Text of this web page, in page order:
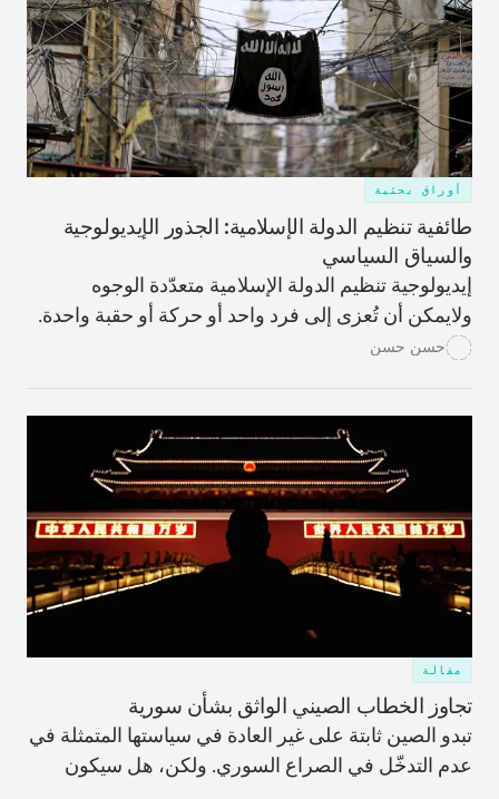
أوراق بحثية
طائفية تنظيم الدولة الإسلامية: الجذور الإيديولوجية
والسياق السياسي
إيديولوجية تنظيم الدولة الإسلامية متعدّدة الوجوه
ولايمكن أن تُعزى إلى فرد واحد أو حركة أو حقبة واحدة.
وبالتالي، يُعدّ فهمُها أمراً ضرورياً لإلحاق الهزيمة بالتنظيم.
حسن حسن
مقالة
تجاوز الخطاب الصيني الواثق بشأن سورية
تبدو الصين ثابتة على غير العادة في سياستها المتمثلة في
عدم التدخّل في الصراع السوري. ولكن، هل سيكون